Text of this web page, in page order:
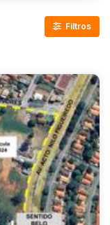
Filtros